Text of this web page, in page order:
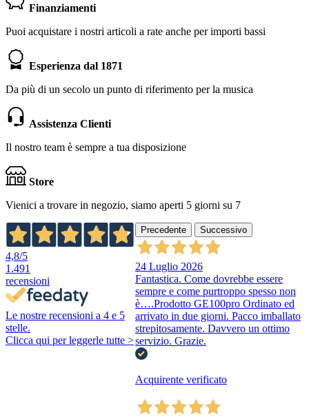
Finanziamenti
Puoi acquistare i nostri articoli a rate anche per importi bassi
Esperienza dal 1871
Da più di un secolo un punto di riferimento per la musica
Assistenza Clienti
Il nostro team è sempre a tua disposizione
Store
Vienici a trovare in negozio, siamo aperti 5 giorni su 7
4,8/5
1.491
recensioni
Le nostre recensioni a 4 e 5
stelle.
Clicca qui per leggerle tutte >
Precedente Successivo
24 Luglio 2026
Fantastica. Come dovrebbe essere
sempre e come purtroppo spesso non
è….Prodotto GE100pro Ordinato ed
arrivato in due giorni. Pacco imballato
strepitosamente. Davvero un ottimo
servizio. Grazie.
Acquirente verificato